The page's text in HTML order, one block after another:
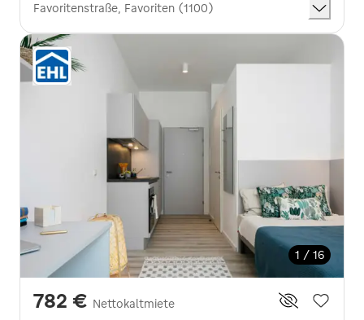
Favoritenstraße, Favoriten (1100)
1 / 16
782 € Nettokaltmiete